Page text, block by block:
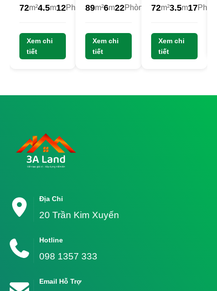
72m²4.5m12Phòng
23Tỷ
Xem chi
tiết
89m²6m22Phòng
22.5Tỷ
Xem chi
tiết
72m²3.5m17
22Tỷ
Xem chi
tiết
Địa Chỉ
20 Trần Kim Xuyến
Hotline
098 1357 333
Email Hỗ Trợ